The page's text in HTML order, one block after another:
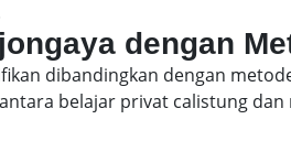
dengan
dibandingkan dengan
belajar privat calistung dan